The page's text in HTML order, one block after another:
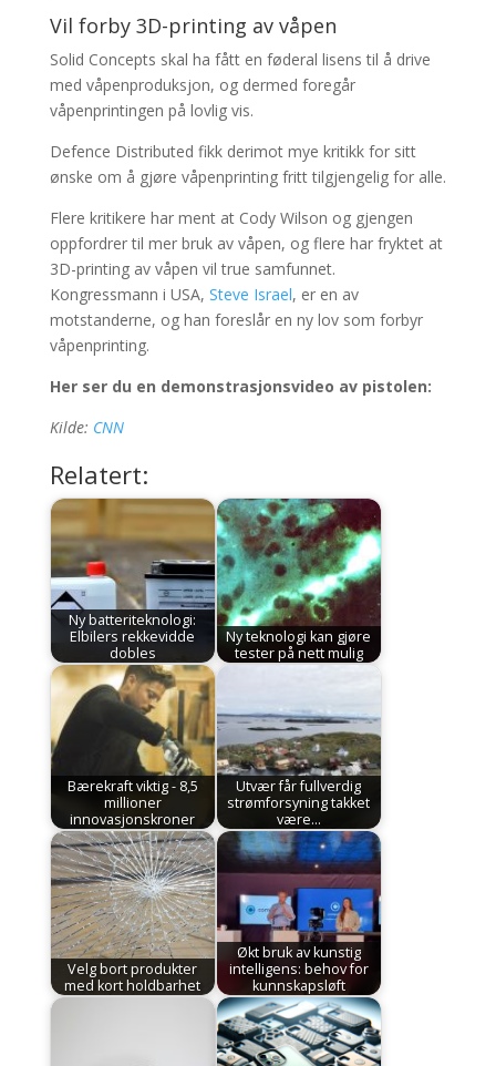
Vil forby 3D-printing av våpen
Solid Concepts skal ha fått en føderal lisens til å drive
med våpenproduksjon, og dermed foregår
våpenprintingen på lovlig vis.
Defence Distributed fikk derimot mye kritikk for sitt
ønske om å gjøre våpenprinting fritt tilgjengelig for alle.
Flere kritikere har ment at Cody Wilson og gjengen
oppfordrer til mer bruk av våpen, og flere har fryktet at
3D-printing av våpen vil true samfunnet.
Kongressmann i USA, Steve Israel, er en av
motstanderne, og han foreslår en ny lov som forbyr
våpenprinting.
Her ser du en demonstrasjonsvideo av pistolen:
Kilde: CNN
Relatert:
Ny batteriteknologi:
Elbilers rekkevidde
dobles
Ny teknologi kan gjøre
tester på nett mulig
Bærekraft viktig - 8,5
millioner
innovasjonskroner
Utvær får fullverdig
strømforsyning takket
være…
Velg bort produkter
med kort holdbarhet
Økt bruk av kunstig
intelligens: behov for
kunnskapsløft